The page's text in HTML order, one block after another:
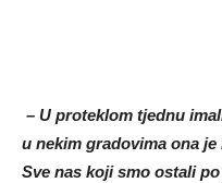
– U proteklom tjednu
u nekim gradovima ona
Sve nas koji smo ostali